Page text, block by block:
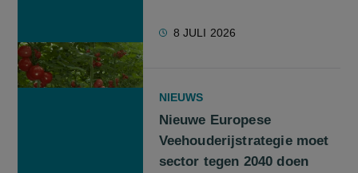
8 JULI 2026
NIEUWS
Nieuwe Europese
Veehouderijstrategie moet
sector tegen 2040 doen